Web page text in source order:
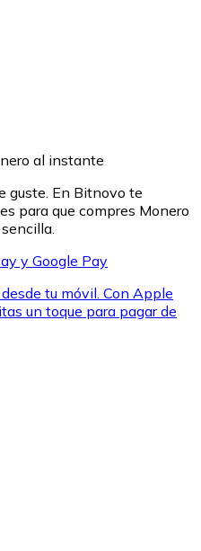
Bitnovo o realiza compras
al instante
guste. En Bitnovo te
para que compres Monero
y Google Pay
tu móvil. Con Apple
un toque para pagar de